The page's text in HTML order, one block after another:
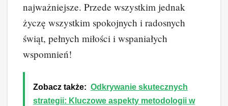
najważniejsze. Przede wszystkim jednak
życzę wszystkim spokojnych i radosnych
świąt, pełnych miłości i wspaniałych
wspomnień!
Zobacz także: Odkrywanie skutecznych
strategii: Kluczowe aspekty metodologii w